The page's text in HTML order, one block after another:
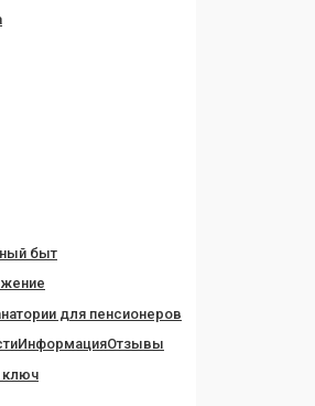
быт
для пенсионеров
ИнформацияОтзывы
ключ